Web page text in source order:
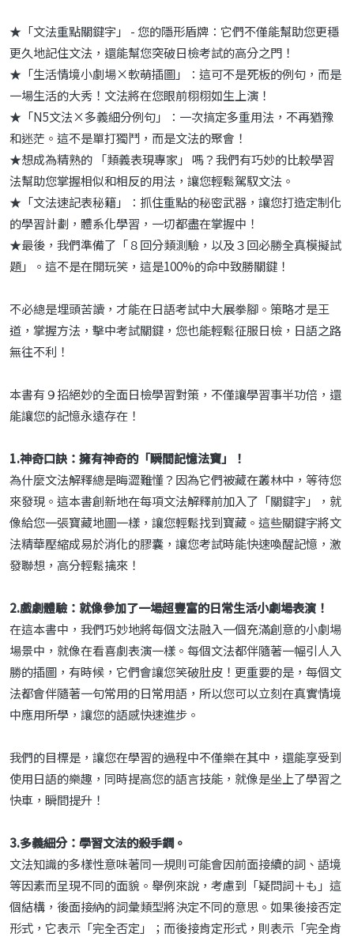
★「文法重點關鍵字」 - 您的隱形盾牌：它們不僅能幫助您更穩
更久地記住文法，還能幫您突破日檢考試的高分之門！
★「生活情境小劇場×軟萌插圖」：這可不是死板的例句，而是
一場生活的大秀！文法將在您眼前栩栩如生上演！
★「N5文法×多義細分例句」：一次搞定多重用法，不再猶豫
和迷茫。這不是單打獨鬥，而是文法的聚會！
★想成為精熟的 「類義表現專家」 嗎？我們有巧妙的比較學習
法幫助您掌握相似和相反的用法，讓您輕鬆駕馭文法。
★「文法速記表秘籍」：抓住重點的秘密武器，讓您打造定制化
的學習計劃，體系化學習，一切都盡在掌握中！
★最後，我們準備了「８回分類測驗，以及３回必勝全真模擬試
題」。這不是在開玩笑，這是100%的命中致勝關鍵！
不必總是埋頭苦讀，才能在日語考試中大展拳腳。策略才是王
道，掌握方法，擊中考試關鍵，您也能輕鬆征服日檢，日語之路
無往不利！
本書有９招絕妙的全面日檢學習對策，不僅讓學習事半功倍，還
能讓您的記憶永遠存在！
1.神奇口訣：擁有神奇的「瞬間記憶法寶」！
為什麼文法解釋總是晦澀難懂？因為它們被藏在叢林中，等待您
來發現。這本書創新地在每項文法解釋前加入了「關鍵字」，就
像給您一張寶藏地圖一樣，讓您輕鬆找到寶藏。這些關鍵字將文
法精華壓縮成易於消化的膠囊，讓您考試時能快速喚醒記憶，激
發聯想，高分輕鬆擒來！
2.戲劇體驗：就像參加了一場超豐富的日常生活小劇場表演！
在這本書中，我們巧妙地將每個文法融入一個充滿創意的小劇場
場景中，就像在看喜劇表演一樣。每個文法都伴隨著一幅引人入
勝的插圖，有時候，它們會讓您笑破肚皮！更重要的是，每個文
法都會伴隨著一句常用的日常用語，所以您可以立刻在真實情境
中應用所學，讓您的語感快速進步。
我們的目標是，讓您在學習的過程中不僅樂在其中，還能享受到
使用日語的樂趣，同時提高您的語言技能，就像是坐上了學習之
快車，瞬間提升！
3.多義細分：學習文法的殺手鐧。
文法知識的多樣性意味著同一規則可能會因前面接續的詞、語境
等因素而呈現不同的面貌。舉例來說，考慮到「疑問詞＋も」這
個結構，後面接納的詞彙類型將決定不同的意思。如果後接否定
形式，它表示「完全否定」；而後接肯定形式，則表示「完全肯